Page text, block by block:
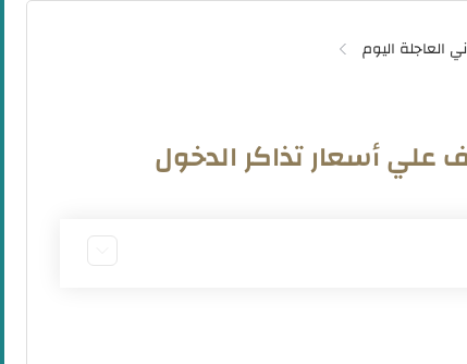
العاجلة اليوم
علي أسعار تذاكر الدخول